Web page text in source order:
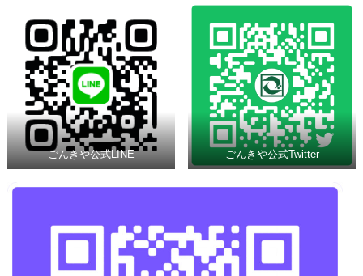
ごんきや公式LINE ごんきや公式Twitter